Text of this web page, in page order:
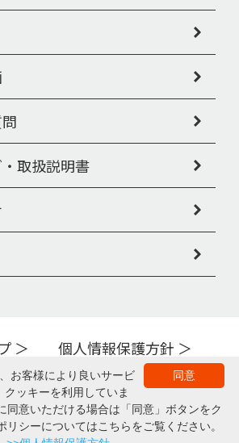
▲ページの上部へ
購入する カタログ・取説
取扱説明書
個人情報保護方針
TAHIRA Corporation All Rights Reserved.
同意
お客様により良いサービ
クッキーを利用していま
同意いただける場合は「同意」ボタンをク
リシーについてはこちらをご覧ください。